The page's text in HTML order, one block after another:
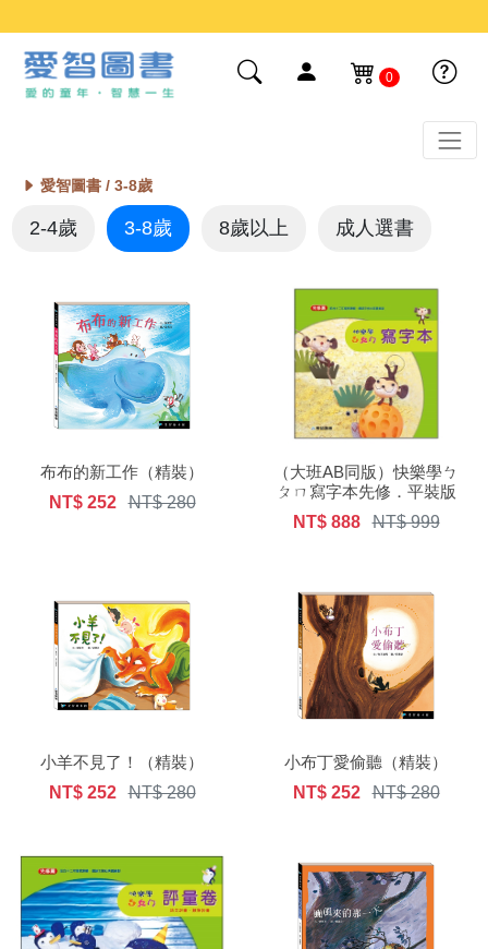
0
愛智圖書 / 3-8歲
2-4歲 3-8歲 8歲以上 成人選書
布布的新工作（精裝）
NT$ 252
NT$ 280
（大班AB同版）快樂學ㄅ
ㄆㄇ寫字本先修．平裝版
NT$ 888
NT$ 999
小羊不見了！（精裝）
NT$ 252
NT$ 280
小布丁愛偷聽（精裝）
NT$ 252
NT$ 280